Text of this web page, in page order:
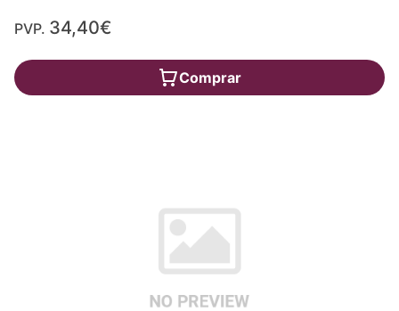
PVP. 34,40€
Comprar